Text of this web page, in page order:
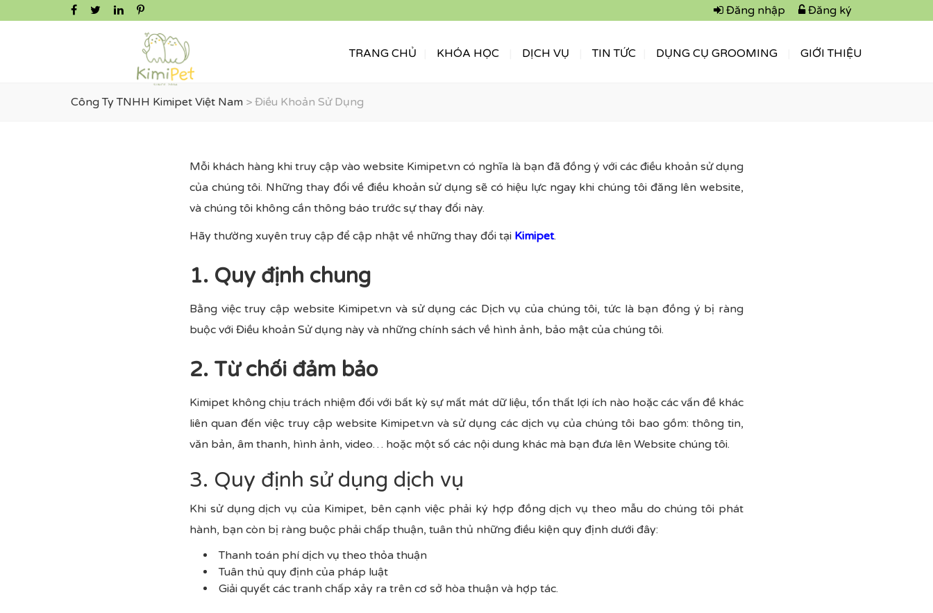
Đăng nhập Đăng ký
TRANG CHỦ KHÓA HỌC DỊCH VỤ TIN TỨC DỤNG CỤ GROOMING GIỚI THIỆU
Công Ty TNHH Kimipet Việt Nam > Điều Khoản Sử Dụng
Mỗi khách hàng khi truy cập vào website Kimipet.vn có nghĩa là bạn đã đồng ý với các điều khoản sử dụng
của chúng tôi. Những thay đổi về điều khoản sử dụng sẽ có hiệu lực ngay khi chúng tôi đăng lên website,
và chúng tôi không cần thông báo trước sự thay đổi này.
Hãy thường xuyên truy cập để cập nhật về những thay đổi tại Kimipet.
1. Quy định chung
Bằng việc truy cập website Kimipet.vn và sử dụng các Dịch vụ của chúng tôi, tức là bạn đồng ý bị ràng
buộc với Điều khoản Sử dụng này và những chính sách về hình ảnh, bảo mật của chúng tôi.
2. Từ chối đảm bảo
Kimipet không chịu trách nhiệm đối với bất kỳ sự mất mát dữ liệu, tổn thất lợi ích nào hoặc các vấn đề khác
liên quan đến việc truy cập website Kimipet.vn và sử dụng các dịch vụ của chúng tôi bao gồm: thông tin,
văn bản, âm thanh, hình ảnh, video… hoặc một số các nội dung khác mà bạn đưa lên Website chúng tôi.
3. Quy định sử dụng dịch vụ
Khi sử dụng dịch vụ của Kimipet, bên cạnh việc phải ký hợp đồng dịch vụ theo mẫu do chúng tôi phát
hành, bạn còn bị ràng buộc phải chấp thuận, tuân thủ những điều kiện quy định dưới đây:
Thanh toán phí dịch vụ theo thỏa thuận
Tuân thủ quy định của pháp luật
Giải quyết các tranh chấp xảy ra trên cơ sở hòa thuận và hợp tác.